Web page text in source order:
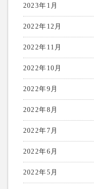
2023年1月
2022年12月
2022年11月
2022年10月
2022年9月
2022年8月
2022年7月
2022年6月
2022年5月